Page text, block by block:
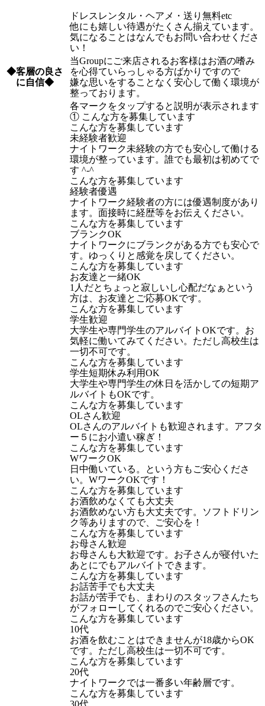
ドレスレンタル・ヘアメ・送り無料etc
他にも嬉しい待遇がたくさん揃えています。
気になることはなんでもお問い合わせくださ
い！
◆客層の良さ
に自信◆
当Groupにご来店されるお客様はお酒の嗜み
を心得ていらっしゃる方ばかりですので
嫌な思いをすることなく安心して働く環境が
整っております。
各マークをタップすると説明が表示されます
① こんな方を募集しています
こんな方を募集しています
未経験者歓迎
ナイトワーク未経験の方でも安心して働ける
環境が整っています。誰でも最初は初めてで
す ^-^
こんな方を募集しています
経験者優遇
ナイトワーク経験者の方には優遇制度があり
ます。面接時に経歴等をお伝えください。
こんな方を募集しています
ブランクOK
ナイトワークにブランクがある方でも安心で
す。ゆっくりと感覚を戻してください。
こんな方を募集しています
お友達と一緒OK
1人だとちょっと寂しいし心配だなぁという
方は、お友達とご応募OKです。
こんな方を募集しています
学生歓迎
大学生や専門学生のアルバイトOKです。お
気軽に働いてみてください。ただし高校生は
一切不可です。
こんな方を募集しています
学生短期休み利用OK
大学生や専門学生の休日を活かしての短期ア
ルバイトもOKです。
こんな方を募集しています
OLさん歓迎
OLさんのアルバイトも歓迎されます。アフタ
ー５にお小遣い稼ぎ！
こんな方を募集しています
WワークOK
日中働いている。という方もご安心くださ
い。WワークOKです！
こんな方を募集しています
お酒飲めなくても大丈夫
お酒飲めない方も大丈夫です。ソフトドリン
ク等ありますので、ご安心を！
こんな方を募集しています
お母さん歓迎
お母さんも大歓迎です。お子さんが寝付いた
あとにでもアルバイトできます。
こんな方を募集しています
お話苦手でも大丈夫
お話が苦手でも、まわりのスタッフさんたち
がフォローしてくれるのでご安心ください。
こんな方を募集しています
10代
お酒を飲むことはできませんが18歳からOK
です。ただし高校生は一切不可です。
こんな方を募集しています
20代
ナイトワークでは一番多い年齢層です。
こんな方を募集しています
30代